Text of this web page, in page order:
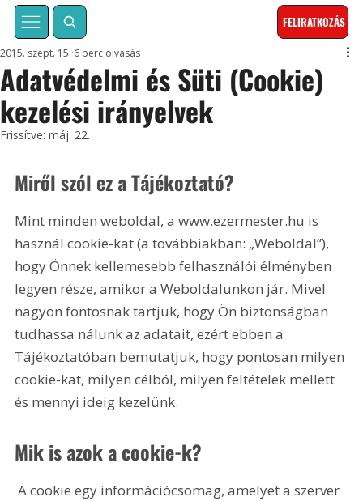
FELIRATKOZÁS
Adatvédelmi és Süti (Cookie)
kezelési irányelvek
2015. szept. 15. 6 perc olvasás
Frissítve:máj. 22.
Miről szól ez a Tájékoztató?
Mint minden weboldal, a www.ezermester.hu is
használ cookie-kat (a továbbiakban: „Weboldal”),
hogy Önnek kellemesebb felhasználói élményben
legyen része, amikor a Weboldalunkon jár. Mivel
nagyon fontosnak tartjuk, hogy Ön biztonságban
tudhassa nálunk az adatait, ezért ebben a
Tájékoztatóban bemutatjuk, hogy pontosan milyen
cookie-kat, milyen célból, milyen feltételek mellett
és mennyi ideig kezelünk.
Mik is azok a cookie-k?
A cookie egy információcsomag, amelyet a szerver